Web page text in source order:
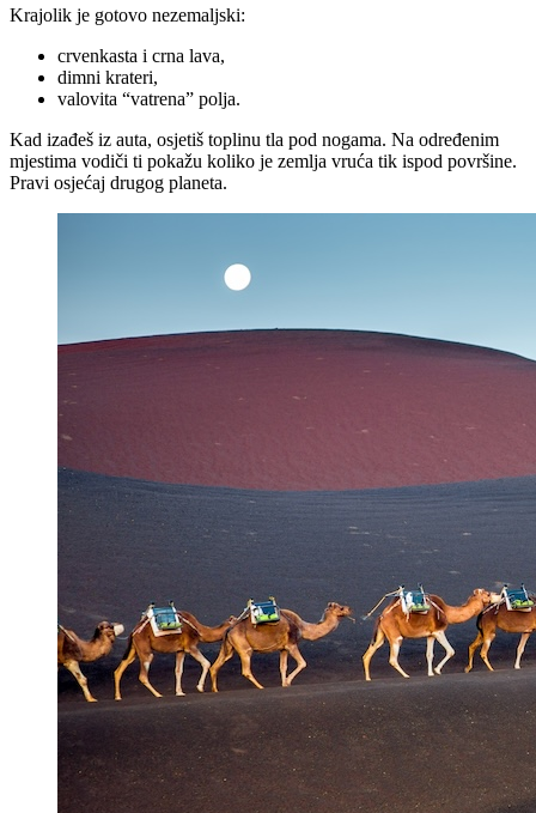
Krajolik je gotovo nezemaljski:
crvenkasta i crna lava,
dimni krateri,
valovita “vatrena” polja.
Kad izađeš iz auta, osjetiš toplinu tla pod nogama. Na određenim
mjestima vodiči ti pokažu koliko je zemlja vruća tik ispod površine.
Pravi osjećaj drugog planeta.